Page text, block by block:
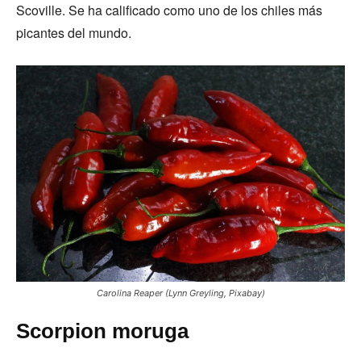
Scoville. Se ha calificado como uno de los chiles más
picantes del mundo.
Carolina Reaper (Lynn Greyling, Pixabay)
Scorpion moruga